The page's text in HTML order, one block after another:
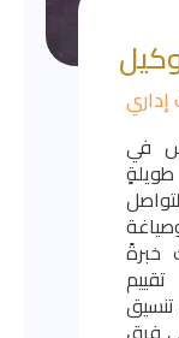
إداري
في
خبرةً